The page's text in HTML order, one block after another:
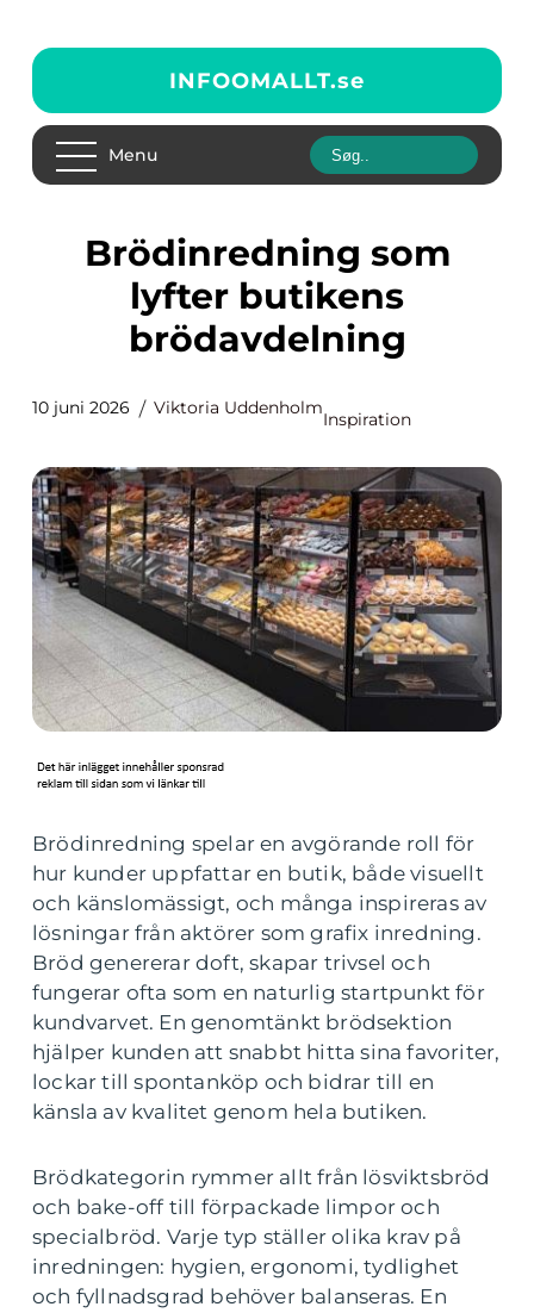
INFOOMALLT.se
Menu
Brödinredning som
lyfter butikens
brödavdelning
10 juni 2026 Viktoria Uddenholm
Inspiration
Brödinredning spelar en avgörande roll för
hur kunder uppfattar en butik, både visuellt
och känslomässigt, och många inspireras av
lösningar från aktörer som grafix inredning.
Bröd genererar doft, skapar trivsel och
fungerar ofta som en naturlig startpunkt för
kundvarvet. En genomtänkt brödsektion
hjälper kunden att snabbt hitta sina favoriter,
lockar till spontanköp och bidrar till en
känsla av kvalitet genom hela butiken.
Brödkategorin rymmer allt från lösviktsbröd
och bake-off till förpackade limpor och
specialbröd. Varje typ ställer olika krav på
inredningen: hygien, ergonomi, tydlighet
och fyllnadsgrad behöver balanseras. En